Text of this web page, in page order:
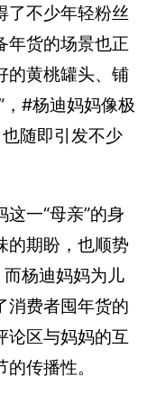
了不少年轻粉丝
年货的场景也正
的黄桃罐头、铺
，#杨迪妈妈像极
随即引发不少
一“母亲”的身
的期盼，也顺势
而杨迪妈妈为儿
消费者囤年货的
论区与妈妈的互
传播性。